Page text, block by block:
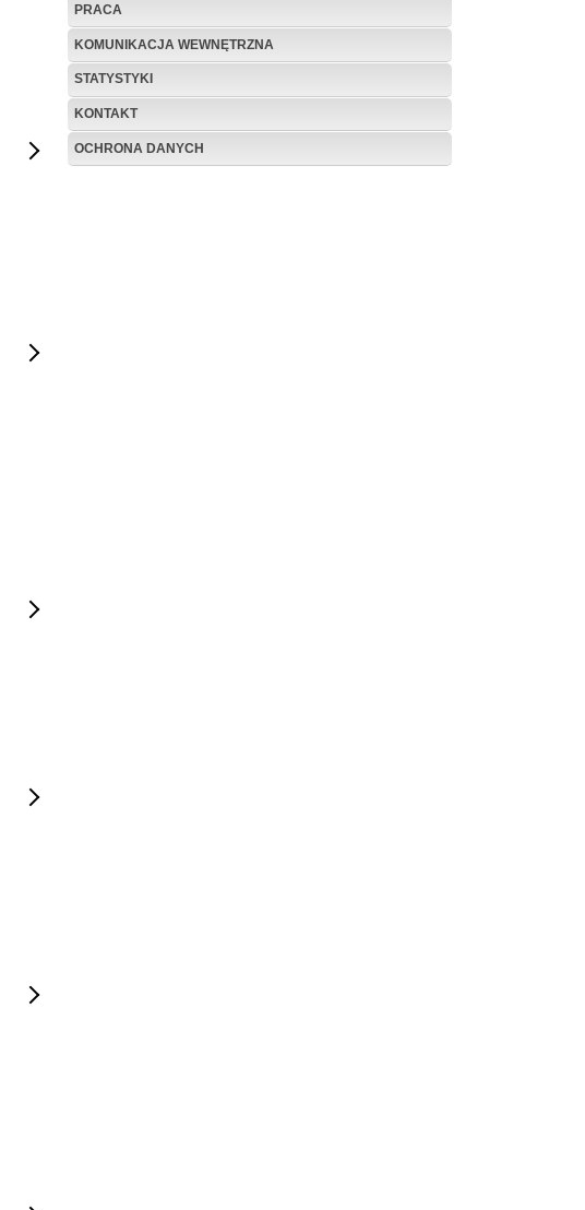
PRACA
KOMUNIKACJA WEWNĘTRZNA
STATYSTYKI
KONTAKT
OCHRONA DANYCH